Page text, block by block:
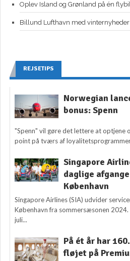
Oplev Island og Grønland på én
Billund Lufthavn med vinternyheder
REJSETIPS
Norwegian
bonus: Spenn
"Spenn" vil gøre det lettere at optjene
point på tværs af
Singapore
daglige
København
Singapore Airlines (SIA) udvider
København fra sommersæsonen 2024.
juli...
På ét år har
fløjet på